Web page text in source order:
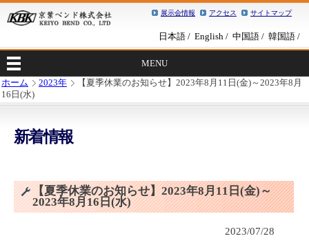
展示会情報 アクセス サイトマップ
日本語 English 中国語 韓国語
MENU
ホーム
2023年
【夏季休業のお知らせ】2023年8月11日(金)～2023年8月
16日(水)
新着情報
【夏季休業のお知らせ】2023年8月11日(金)～
2023年8月16日(水)
2023/07/28